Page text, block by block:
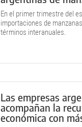
En el primer trimestre del
importaciones de
términos interanuales.
Las empresas
acompañan la
económica con